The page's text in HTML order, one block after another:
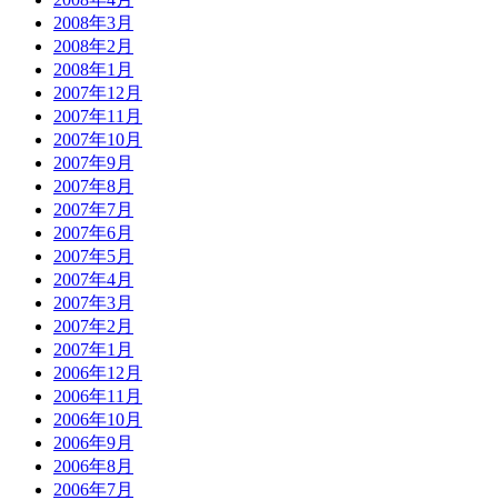
2008年3月
2008年2月
2008年1月
2007年12月
2007年11月
2007年10月
2007年9月
2007年8月
2007年7月
2007年6月
2007年5月
2007年4月
2007年3月
2007年2月
2007年1月
2006年12月
2006年11月
2006年10月
2006年9月
2006年8月
2006年7月